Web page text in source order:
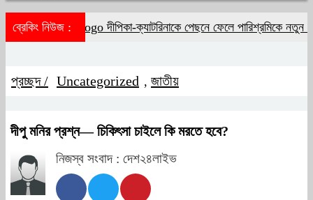
ব্রেকিং নিউজ : দীপিকা-ক্যাটরিনাকে পেছনে ফেলে পারিশ্রমিকে নতুন
প্রচ্ছদ / Uncategorized , জাতীয়
দীপু মনির প্রশ্ন— চিকিৎসা চাইলে কি মরতে হবে?
নিজস্ব সংবাদ : দেশ২৪লাইভ